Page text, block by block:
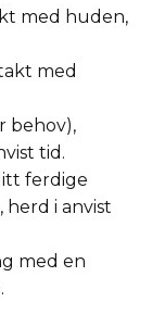
med huden,
med
behov),
tid.
ferdige
i anvist
med en